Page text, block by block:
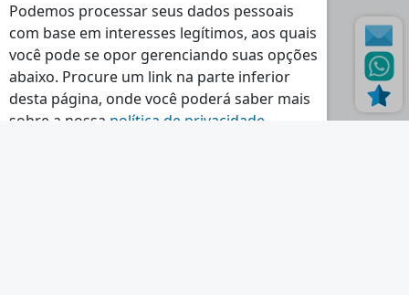
Podemos processar seus dados pessoais
com base em interesses legítimos, aos quais
você pode se opor gerenciando suas opções
abaixo. Procure um link na parte inferior
desta página, onde você poderá saber mais
sobre a nossa política de privacidade
Rua dos Polomes 2C, 2560-321 Torres Vedras
Horário
Seg - Sex:
09:00 - 13:00
14:30 - 18:30
Sáb - Dom - Feriados:
Encerrado